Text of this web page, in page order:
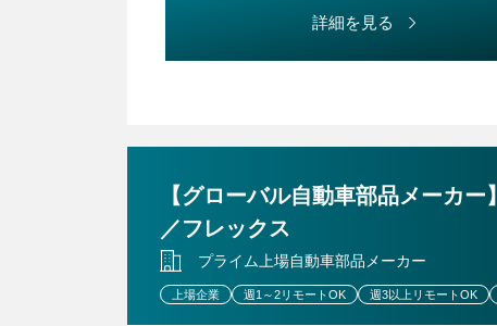
・社内法務研修の企画および実施
・内部通報窓口業務
詳細を見る
【グローバル自動車部品メーカ
／フレックス
プライム上場自動車部品メーカー
上場企業 週1～2リモートOK 週3以上リモートOK